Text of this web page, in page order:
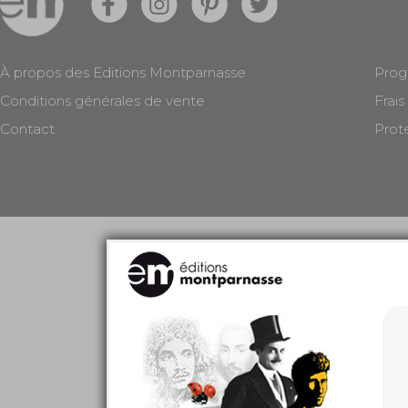
À propos des Editions Montparnasse
Conditions générales de vente
Contact